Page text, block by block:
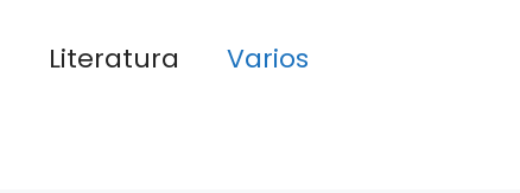
Literatura
Varios